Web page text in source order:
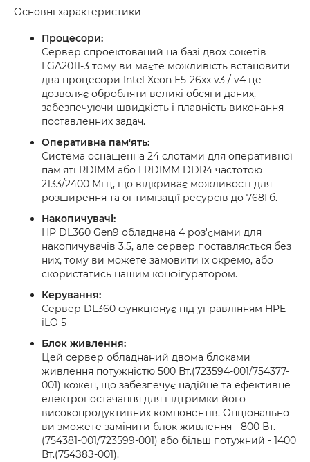
Основні характеристики
Процесори:
Сервер спроектований на базі двох сокетів
LGA2011-3 тому ви маєте можливість встановити
два процесори Intel Xeon E5-26xx v3 / v4 це
дозволяє обробляти великі обсяги даних,
забезпечуючи швидкість і плавність виконання
поставленних задач.
Оперативна пам'ять:
Система оснащенна 24 слотами для оперативної
пам'яті RDIMM або LRDIMM DDR4 частотою
2133/2400 Мгц, що відкриває можливості для
розширення та оптимізації ресурсів до 768Гб.
Накопичувачі:
HP DL360 Gen9 обладнана 4 роз'ємами для
накопичувачів 3.5, але сервер поставляється без
них, тому ви можете замовити їх окремо, або
скористатись нашим конфігуратором.
Керування:
Сервер DL360 функціонує під управлінням HPE
iLO 5
Блок живлення:
Цей сервер обладнаний двома блоками
живлення потужністю 500 Вт.(723594-001/754377-
001) кожен, що забезпечує надійне та ефективне
електропостачання для підтримки його
високопродуктивних компонентів. Опціонально
ви зможете замінити блок живлення - 800 Вт.
(754381-001/723599-001) або більш потужний - 1400
Вт.(754З8З-001).